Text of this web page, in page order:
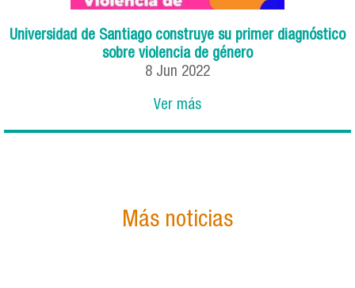
Universidad de Santiago construye su primer diagnóstico
sobre violencia de género
8 Jun 2022
Ver más
Más noticias